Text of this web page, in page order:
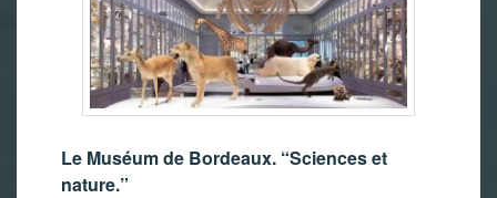
Le Muséum de Bordeaux. “Sciences et
nature.”